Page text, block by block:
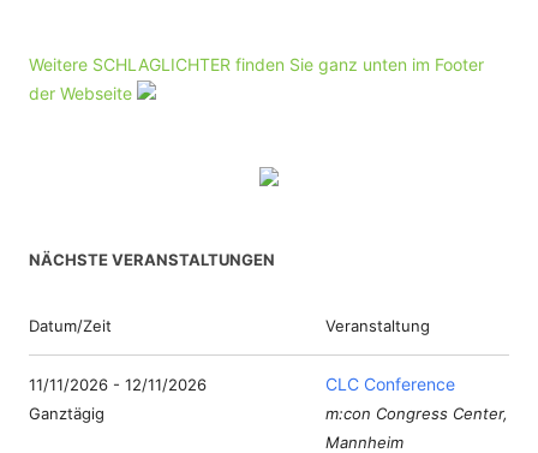
Weitere SCHLAGLICHTER finden Sie ganz unten im Footer
der Webseite
NÄCHSTE VERANSTALTUNGEN
Datum/Zeit Veranstaltung
11/11/2026 - 12/11/2026
Ganztägig
CLC Conference
m:con Congress Center,
Mannheim